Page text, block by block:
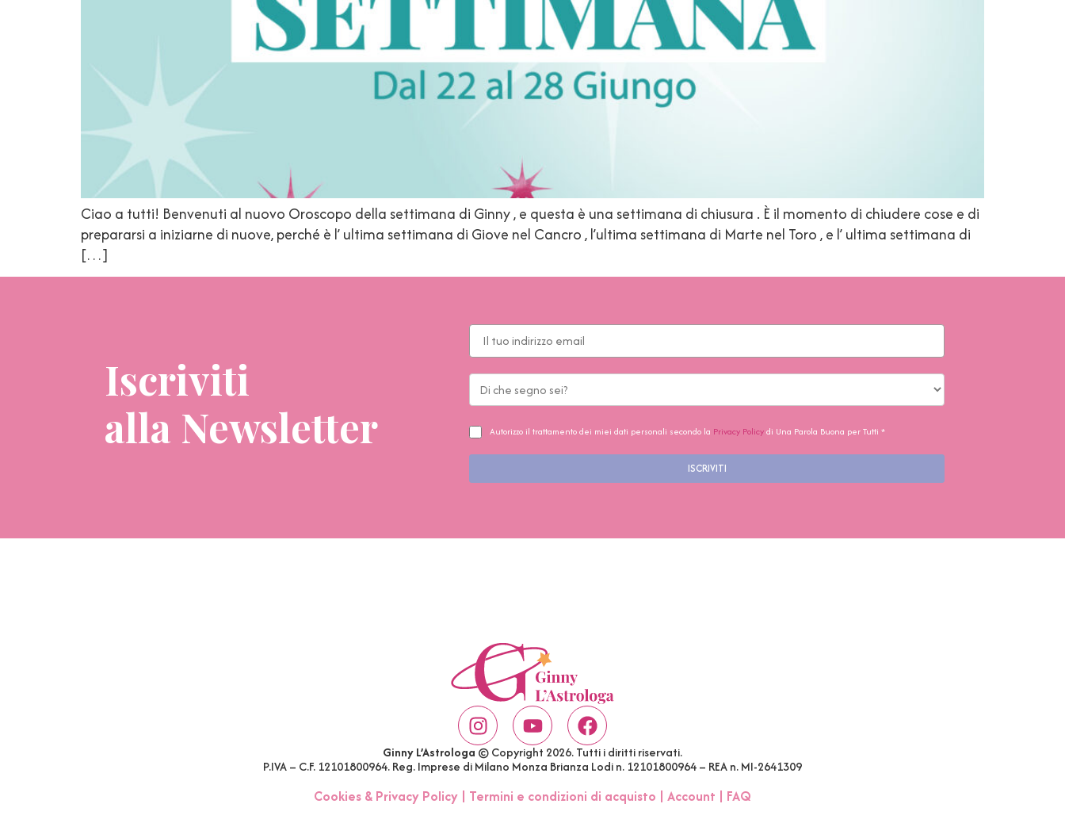
Ciao a tutti! Benvenuti al nuovo Oroscopo della settimana di Ginny , e questa è una settimana di chiusura . È il momento di chiudere cose e di
prepararsi a iniziarne di nuove, perché è l’ ultima settimana di Giove nel Cancro , l’ultima settimana di Marte nel Toro , e l’ ultima settimana di
[…]
Iscriviti
alla Newsletter
Autorizzo il trattamento dei miei dati personali secondo la Privacy Policydi Una Parola Buona per Tutti *
ISCRIVITI
Ginny L’Astrologa © Copyright 2026. Tutti i diritti riservati.
P.IVA – C.F. 12101800964. Reg. Imprese di Milano Monza Brianza Lodi n. 12101800964 – REA n. MI-2641309
Cookies & Privacy Policy | Termini e condizioni di acquisto | Account | FAQ